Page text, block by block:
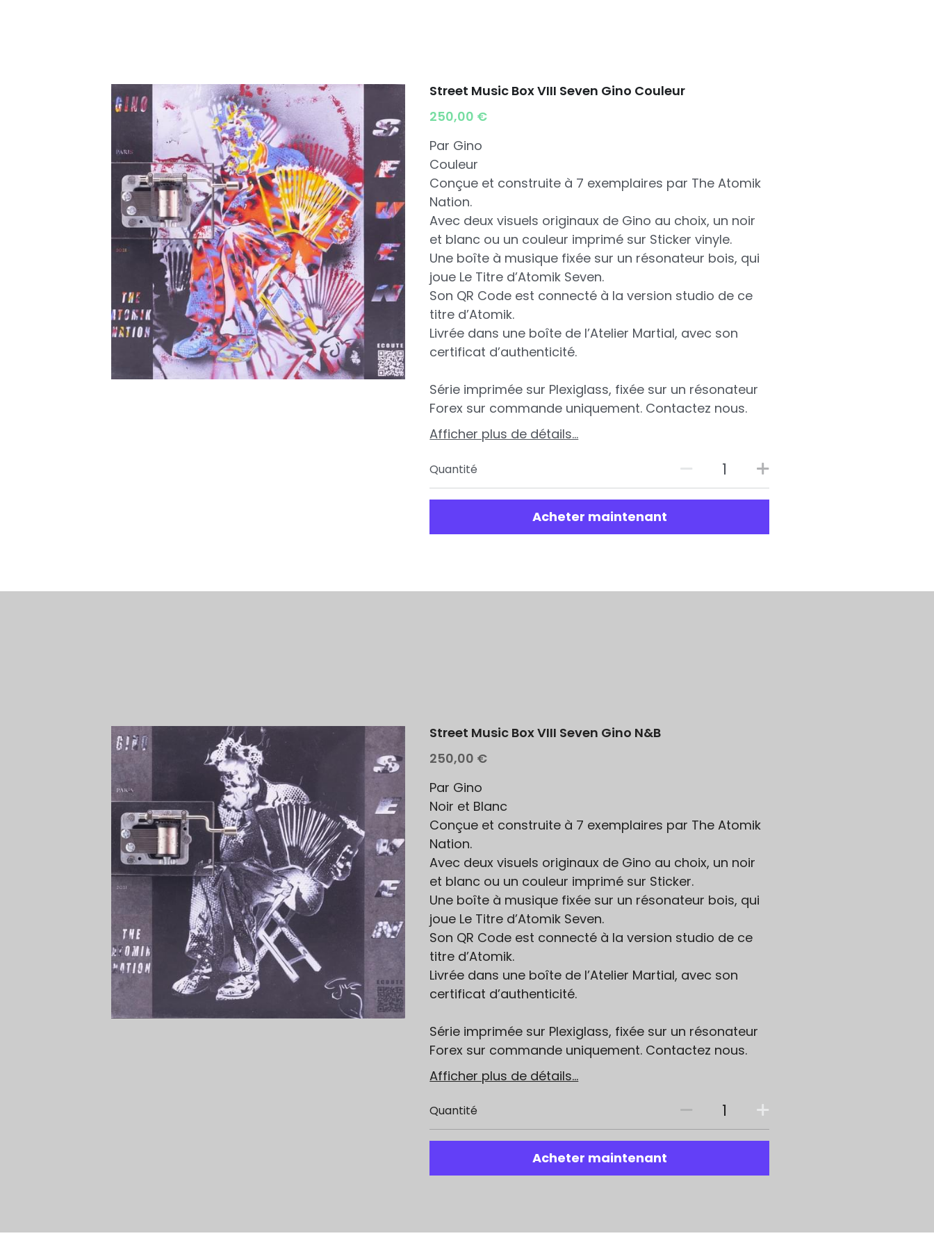
Street Music Box VIII Seven Gino Couleur
250,00 €
Par Gino
Couleur
Conçue et construite à 7 exemplaires par The Atomik
Nation.
Avec deux visuels originaux de Gino au choix, un noir
et blanc ou un couleur imprimé sur Sticker vinyle.
Une boîte à musique fixée sur un résonateur bois, qui
joue Le Titre d’Atomik Seven.
Son QR Code est connecté à la version studio de ce
titre d’Atomik.
Livrée dans une boîte de l’Atelier Martial, avec son
certificat d’authenticité.
Série imprimée sur Plexiglass, fixée sur un résonateur
Forex sur commande uniquement. Contactez nous.
Afficher plus de détails...
Quantité
Acheter maintenant
Street Music Box VIII Seven Gino N&B
250,00 €
Par Gino
Noir et Blanc
Conçue et construite à 7 exemplaires par The Atomik
Nation.
Avec deux visuels originaux de Gino au choix, un noir
et blanc ou un couleur imprimé sur Sticker.
Une boîte à musique fixée sur un résonateur bois, qui
joue Le Titre d’Atomik Seven.
Son QR Code est connecté à la version studio de ce
titre d’Atomik.
Livrée dans une boîte de l’Atelier Martial, avec son
certificat d’authenticité.
Série imprimée sur Plexiglass, fixée sur un résonateur
Forex sur commande uniquement. Contactez nous.
Afficher plus de détails...
Quantité
Acheter maintenant